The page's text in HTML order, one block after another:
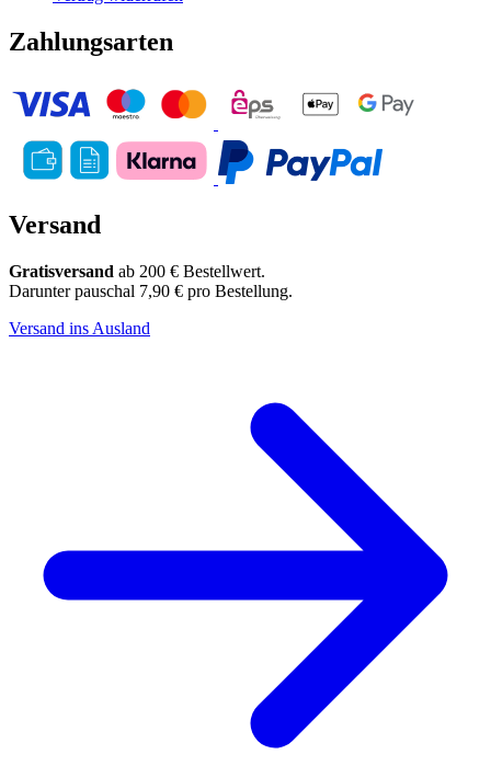
Zahlungsarten
Versand
Gratisversand ab 200 € Bestellwert.
Darunter pauschal 7,90 € pro Bestellung.
Versand ins Ausland